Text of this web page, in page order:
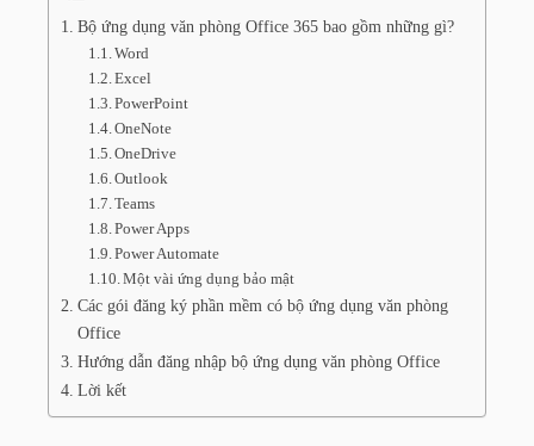
Bộ ứng dụng văn phòng Office 365 bao gồm những gì?
Word
Excel
PowerPoint
OneNote
OneDrive
Outlook
Teams
Power Apps
Power Automate
Một vài ứng dụng bảo mật
Các gói đăng ký phần mềm có bộ ứng dụng văn phòng
Office
Hướng dẫn đăng nhập bộ ứng dụng văn phòng Office
Lời kết